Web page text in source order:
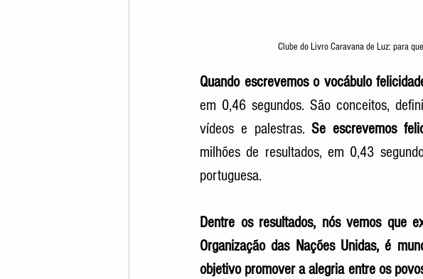
Clube do Livro Caravana de Luz: para
Quando escrevemos o vocábulo
em 0,46 segundos. São conceitos,
vídeos e palestras. Se escrevemos
milhões de resultados, em 0,43
portuguesa.
Dentre os resultados, nós vemos que
Organização das Nações Unidas, é
objetivo promover a alegria entre os